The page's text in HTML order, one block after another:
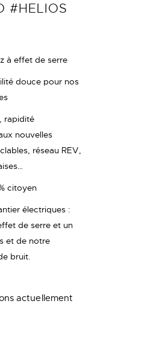
#HELIOS
à effet de serre
douce pour nos
rapidité
nouvelles
réseau REV,
citoyen
électriques :
de serre et un
et de notre
bruit.
actuellement